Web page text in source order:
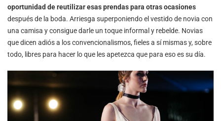
oportunidad de reutilizar esas prendas para otras ocasiones
después de la boda. Arriesga superponiendo el vestido de novia con
una camisa y consigue darle un toque informal y rebelde. Novias
que dicen adiós a los convencionalismos, fieles a sí mismas y, sobre
todo, libres para hacer lo que les apetezca que para eso es su día.